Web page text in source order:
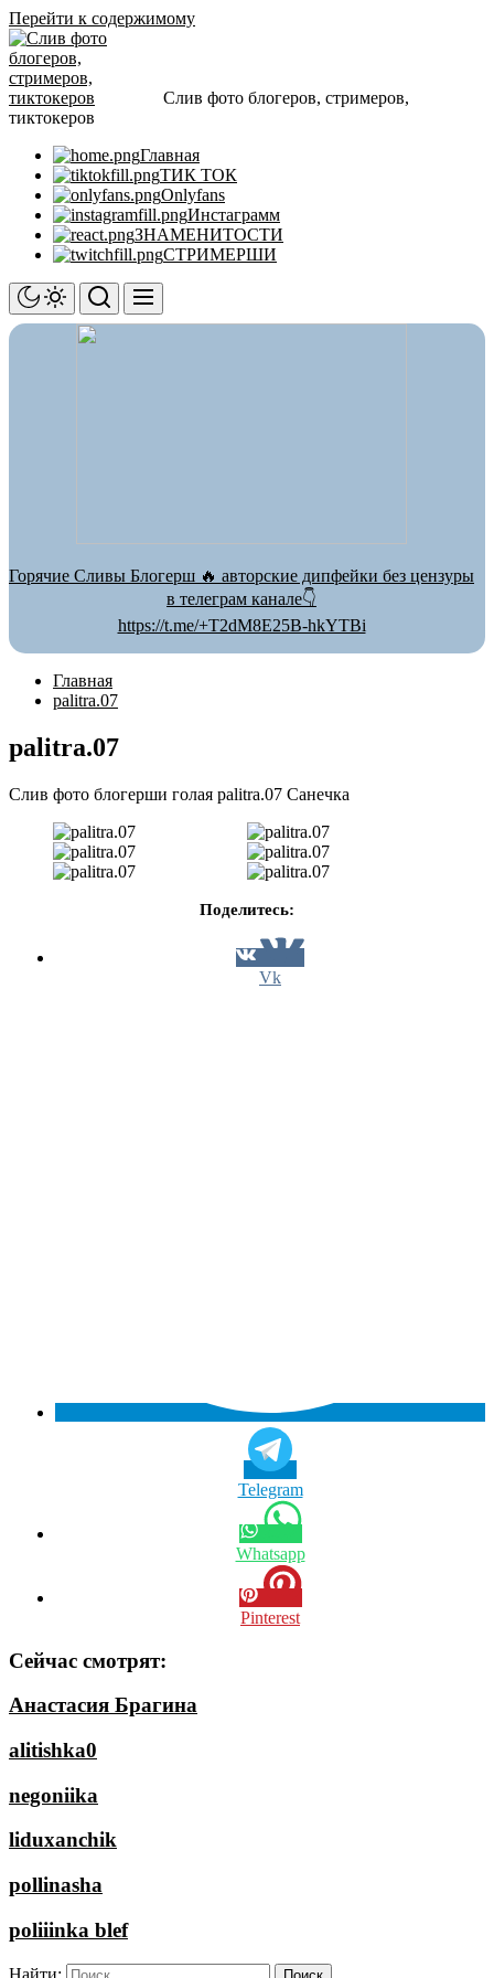
Перейти к содержимому
Слив фото блогеров, стримеров,
тиктокеров
Главная
ТИК ТОК
Onlyfans
Инстаграмм
ЗНАМЕНИТОСТИ
СТРИМЕРШИ
Горячие Сливы Блогерш 🔥 авторские дипфейки без цензуры
в телеграм канале👇
https://t.me/+T2dM8E25B-hkYTBi
Главная
palitra.07
palitra.07
Слив фото блогерши голая palitra.07 Санечка
Поделитесь:
Vk
Telegram
Whatsapp
Pinterest
Сейчас смотрят:
Анастасия Брагина
alitishka0
negoniika
liduxanchik
pollinasha
poliiinka blef
Найти: